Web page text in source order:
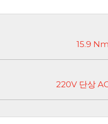
15.9 Nm
220V 단상